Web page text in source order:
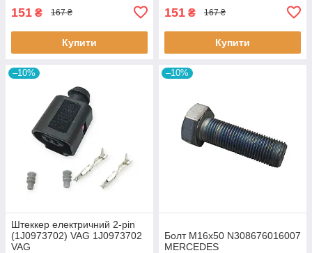
151 ₴ 167 ₴
Купити
151 ₴ 167 ₴
Купити
–10%
Штеккер електричний 2-pin
(1J0973702) VAG 1J0973702
VAG
–10%
Болт M16x50 N308676016007
MERCEDES